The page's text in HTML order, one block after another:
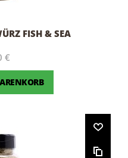
FISH & SEA
€